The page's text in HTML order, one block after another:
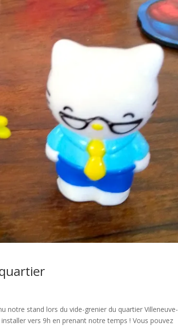
notre stand lors du vide-grenier du quartier Villeneuve-
vers 9h en prenant notre temps ! Vous pouvez